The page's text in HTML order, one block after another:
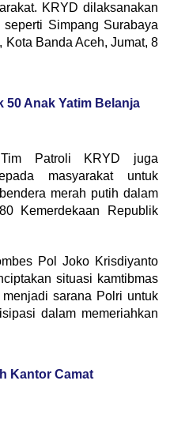
KRYD dilaksanakan
Simpang Surabaya
Banda Aceh, Jumat, 8
50 Anak Yatim Belanja
Patroli KRYD juga
masyarakat untuk
merah putih dalam
Kemerdekaan Republik
Pol Joko Krisdiyanto
situasi kamtibmas
sarana Polri untuk
dalam memeriahkan
Kantor Camat